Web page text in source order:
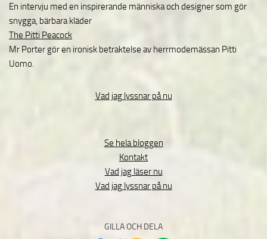
En intervju med en inspirerande människa och designer som gör
snygga, bärbara kläder
The Pitti Peacock
Mr Porter gör en ironisk betraktelse av herrmodemässan Pitti
Uomo.
Vad jag lyssnar på nu
Se hela bloggen
Kontakt
Vad jag läser nu
Vad jag lyssnar på nu
GILLA OCH DELA